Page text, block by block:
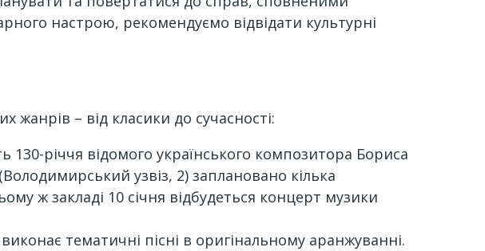
настрою, рекомендуємо відвідати культурні
жанрів – від класики до сучасності:
130-річчя відомого українського композитора Бориса
узвіз, 2) заплановано кілька
ж закладі 10 січня відбудеться концерт музики
тематичні пісні в оригінальному аранжуванні.